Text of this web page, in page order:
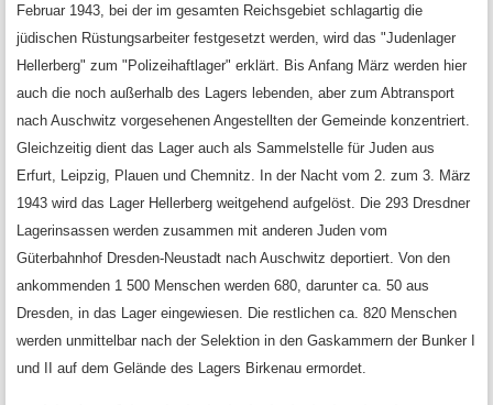
Februar 1943, bei der im gesamten Reichsgebiet schlagartig die
jüdischen Rüstungsarbeiter festgesetzt werden, wird das "Judenlager
Hellerberg" zum "Polizeihaftlager" erklärt. Bis Anfang März werden hier
auch die noch außerhalb des Lagers lebenden, aber zum Abtransport
nach Auschwitz vorgesehenen Angestellten der Gemeinde konzentriert.
Gleichzeitig dient das Lager auch als Sammelstelle für Juden aus
Erfurt, Leipzig, Plauen und Chemnitz. In der Nacht vom 2. zum 3. März
1943 wird das Lager Hellerberg weitgehend aufgelöst. Die 293 Dresdner
Lagerinsassen werden zusammen mit anderen Juden vom
Güterbahnhof Dresden-Neustadt nach Auschwitz deportiert. Von den
ankommenden 1 500 Menschen werden 680, darunter ca. 50 aus
Dresden, in das Lager eingewiesen. Die restlichen ca. 820 Menschen
werden unmittelbar nach der Selektion in den Gaskammern der Bunker I
und II auf dem Gelände des Lagers Birkenau ermordet.